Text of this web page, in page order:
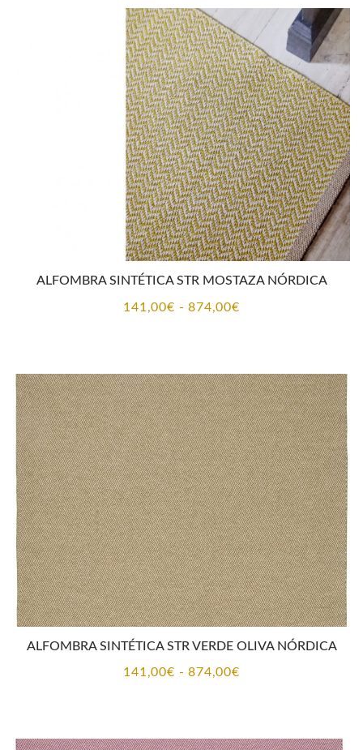
desde
141,00€
hasta
874,00€
ALFOMBRA SINTÉTICA STR MOSTAZA NÓRDICA
141,00€ - 874,00€Rango
desde
141,00€
hasta
874,00€
ALFOMBRA SINTÉTICA STR VERDE OLIVA NÓRDICA
141,00€ - 874,00€Rango
desde